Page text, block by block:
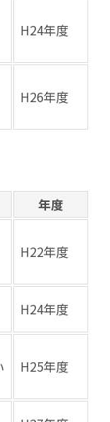
H24年度
H26年度
年度
H22年度
H24年度
H25年度